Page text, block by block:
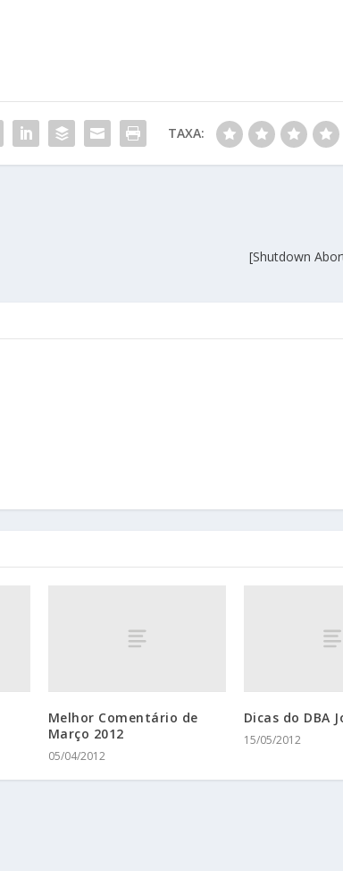
TAXA:
[Shutdown
Melhor Comentário de
Março 2012
05/04/2012
Dicas do DBA
15/05/2012